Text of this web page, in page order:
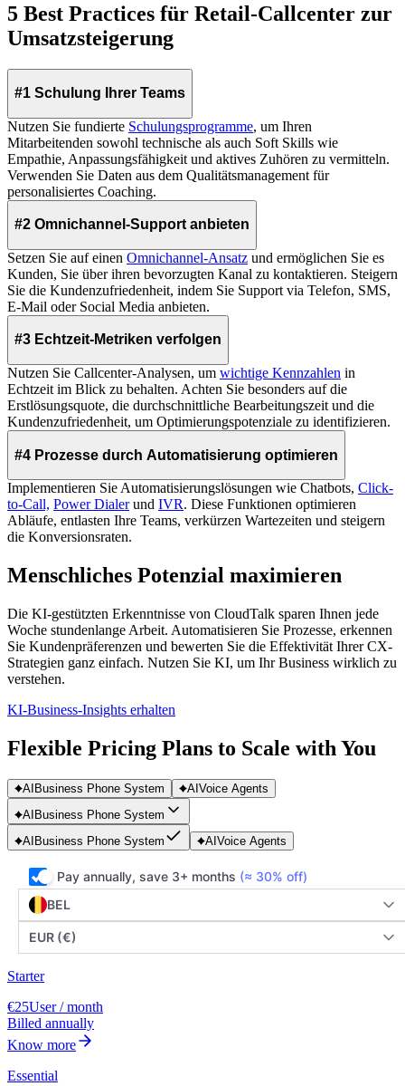
5 Best Practices für Retail-Callcenter zur
Umsatzsteigerung
#1 Schulung Ihrer Teams
Nutzen Sie fundierte Schulungsprogramme, um Ihren
Mitarbeitenden sowohl technische als auch Soft Skills wie
Empathie, Anpassungsfähigkeit und aktives Zuhören zu vermitteln.
Verwenden Sie Daten aus dem Qualitätsmanagement für
personalisiertes Coaching.
#2 Omnichannel-Support anbieten
Setzen Sie auf einen Omnichannel-Ansatz und ermöglichen Sie es
Kunden, Sie über ihren bevorzugten Kanal zu kontaktieren. Steigern
Sie die Kundenzufriedenheit, indem Sie Support via Telefon, SMS,
E-Mail oder Social Media anbieten.
#3 Echtzeit-Metriken verfolgen
Nutzen Sie Callcenter-Analysen, um wichtige Kennzahlen in
Echtzeit im Blick zu behalten. Achten Sie besonders auf die
Erstlösungsquote, die durchschnittliche Bearbeitungszeit und die
Kundenzufriedenheit, um Optimierungspotenziale zu identifizieren.
#4 Prozesse durch Automatisierung optimieren
Implementieren Sie Automatisierungslösungen wie Chatbots, Click-
to-Call, Power Dialerund IVR. Diese Funktionen optimieren
Abläufe, entlasten Ihre Teams, verkürzen Wartezeiten und steigern
die Konversionsraten.
Menschliches Potenzial maximieren
Die KI-gestützten Erkenntnisse von CloudTalk sparen Ihnen jede
Woche stundenlange Arbeit. Automatisieren Sie Prozesse, erkennen
Sie Kundenpräferenzen und bewerten Sie die Effektivität Ihrer CX-
Strategien ganz einfach. Nutzen Sie KI, um Ihr Business wirklich zu
verstehen.
KI-Business-Insights erhalten
Flexible Pricing Plans to Scale with You
AI Business Phone System AI Voice Agents
AI Business Phone System
AI Business Phone System AI Voice Agents
Pay annually, save 3+ months (≈ 30% off)
BEL
EUR (€)
Starter
€25User / month
Billed annually
Know more
Essential